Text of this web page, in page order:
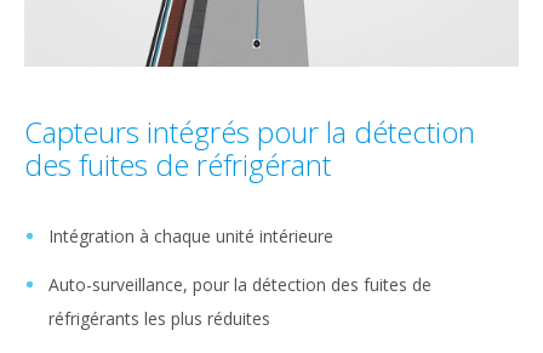
Capteurs intégrés pour la détection
des fuites de réfrigérant
Intégration à chaque unité intérieure
Auto-surveillance, pour la détection des fuites de
réfrigérants les plus réduites